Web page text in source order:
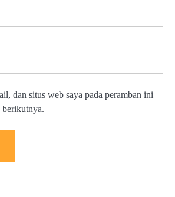
dan situs web saya pada peramban ini
berikutnya.